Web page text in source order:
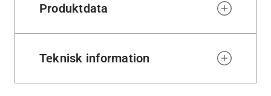
Produktdata
Teknisk information